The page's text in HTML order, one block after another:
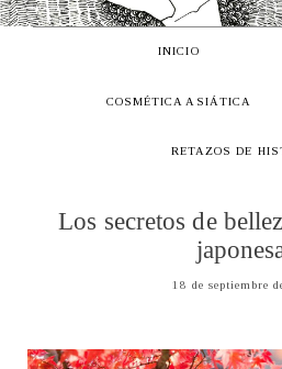
INICIO
COSMÉTICA ASIÁTICA
RETAZOS DE
Los secretos de
18 de septiembre